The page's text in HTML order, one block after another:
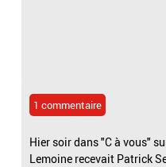
1 commentaire
Hier soir dans "C à vous"
Lemoine recevait Patrick